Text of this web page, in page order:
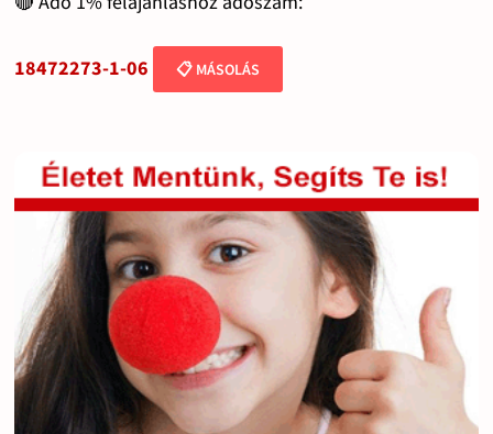
18472273-1-06 📋 MÁSOLÁS